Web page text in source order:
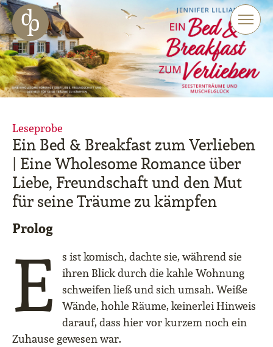
Zum Haupt-Inhalt springen
Zur Navigation springen
Zur Website-Suche springen
Leseprobe
Ein Bed & Breakfast zum Verlieben
| Eine Wholesome Romance über
Liebe, Freundschaft und den Mut
für seine Träume zu kämpfen
Prolog
E
s ist komisch, dachte sie, während sie
ihren Blick durch die kahle Wohnung
schweifen ließ und sich umsah. Weiße
Wände, hohle Räume, keinerlei Hinweis
darauf, dass hier vor kurzem noch ein
Zuhause gewesen war.